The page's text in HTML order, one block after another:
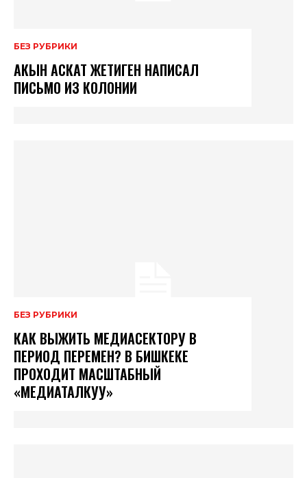
БЕЗ РУБРИКИ
АКЫН АСКАТ ЖЕТИГЕН НАПИСАЛ
ПИСЬМО ИЗ КОЛОНИИ
БЕЗ РУБРИКИ
КАК ВЫЖИТЬ МЕДИАСЕКТОРУ В
ПЕРИОД ПЕРЕМЕН? В БИШКЕКЕ
ПРОХОДИТ МАСШТАБНЫЙ
«МЕДИАТАЛКУУ»